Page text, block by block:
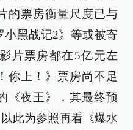
的票房衡量尺度已与
小黑战记2》等或被寄
片票房都在5亿元左
你上！》票房尚不足
《夜王》，其最终预
此为参照再看《爆水